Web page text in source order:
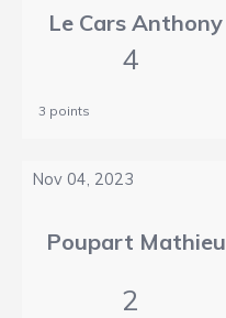
Le Cars Anthony
4
3 points
Nov 04, 2023
Poupart Mathieu
2